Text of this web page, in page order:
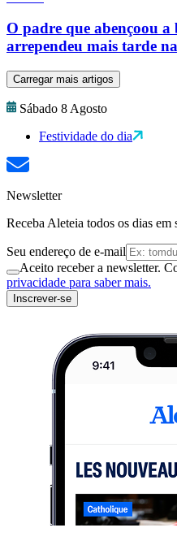
O padre que abençoou a
arrependeu mais tarde
Carregar mais artigos
Sábado 8 Agosto
Festividade do dia
Newsletter
Receba Aleteia todos os dias em
Seu endereço de e-mail
Aceito receber a newsletter.
privacidade para saber mais.
Inscrever-se